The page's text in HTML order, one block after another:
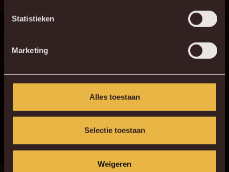
Statistieken
Marketing
Alles toestaan
Selectie toestaan
Weigeren